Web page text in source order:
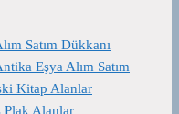
Satım Dükkanı
Eşya Alım Satım
Kitap Alanlar
Plak Alanlar